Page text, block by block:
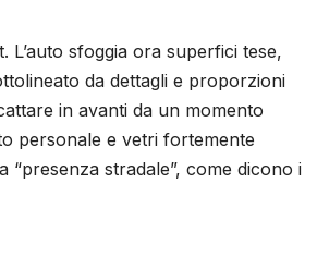
sfoggia ora superfici tese,
da dettagli e proporzioni
in avanti da un momento
personale e vetri fortemente
stradale”, come dicono i